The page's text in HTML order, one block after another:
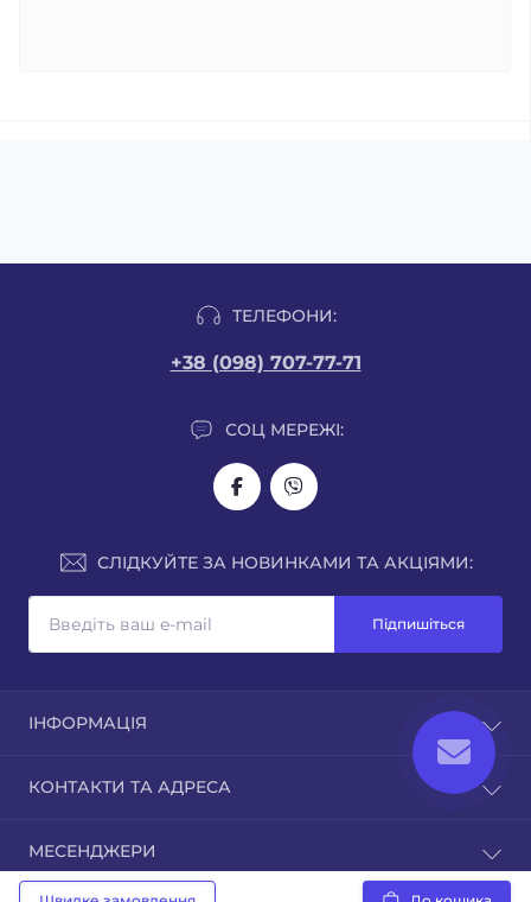
ТЕЛЕФОНИ:
+38 (098) 707-77-71
СОЦ МЕРЕЖІ:
СЛІДКУЙТЕ ЗА НОВИНКАМИ ТА АКЦІЯМИ:
Підпишіться
ІНФОРМАЦІЯ
Доставка
Гарантія
Публічна оферта
КОНТАКТИ ТА АДРЕСА
sales@juka.biz
МЕСЕНДЖЕРИ